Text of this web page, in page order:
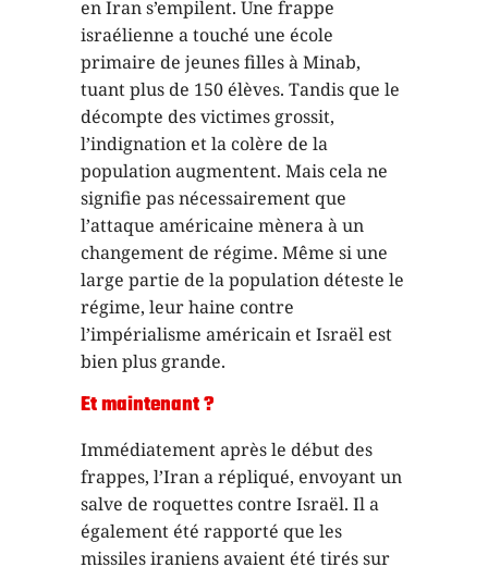
en Iran s’empilent. Une frappe
israélienne a touché une école
primaire de jeunes filles à Minab,
tuant plus de 150 élèves. Tandis que le
décompte des victimes grossit,
l’indignation et la colère de la
population augmentent. Mais cela ne
signifie pas nécessairement que
l’attaque américaine mènera à un
changement de régime. Même si une
large partie de la population déteste le
régime, leur haine contre
l’impérialisme américain et Israël est
bien plus grande.
Et maintenant ?
Immédiatement après le début des
frappes, l’Iran a répliqué, envoyant un
salve de roquettes contre Israël. Il a
également été rapporté que les
missiles iraniens avaient été tirés sur